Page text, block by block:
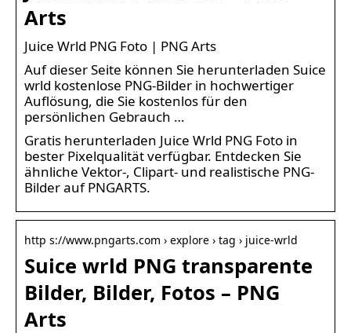
Arts
Juice Wrld PNG Foto | PNG Arts
Auf dieser Seite können Sie herunterladen Suice
wrld kostenlose PNG-Bilder in hochwertiger
Auflösung, die Sie kostenlos für den
persönlichen Gebrauch …
Gratis herunterladen Juice Wrld PNG Foto in
bester Pixelqualität verfügbar. Entdecken Sie
ähnliche Vektor-, Clipart- und realistische PNG-
Bilder auf PNGARTS.
http s://www.pngarts.com › explore › tag › juice-wrld
Suice wrld PNG transparente
Bilder, Bilder, Fotos – PNG
Arts